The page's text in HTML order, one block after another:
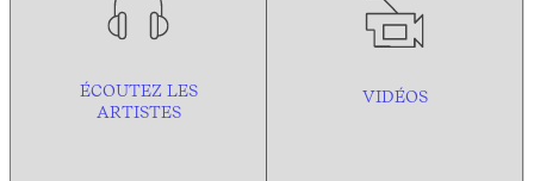
ÉCOUTEZ LES
ARTISTES
VIDÉOS